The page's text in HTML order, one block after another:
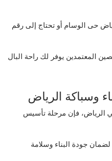
حى الوسام أو تحتاج إلى رقم
المعتمدين يوفر لك راحة البال
وسباكة الرياض
الرياض، فإن مرحلة تأسيس
جودة البناء وسلامة